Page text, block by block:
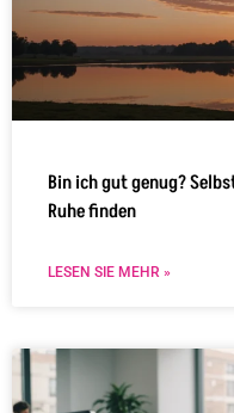
Bin ich gut genug?
Ruhe finden
LESEN SIE MEHR »